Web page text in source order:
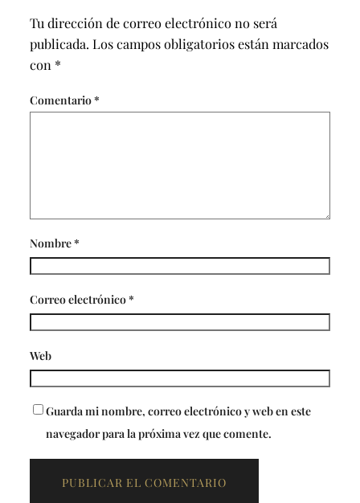
Tu dirección de correo electrónico no será
publicada. Los campos obligatorios están marcados
con *
Comentario*
Nombre*
Correo electrónico*
Web
Guarda mi nombre, correo electrónico y web en este
navegador para la próxima vez que comente.